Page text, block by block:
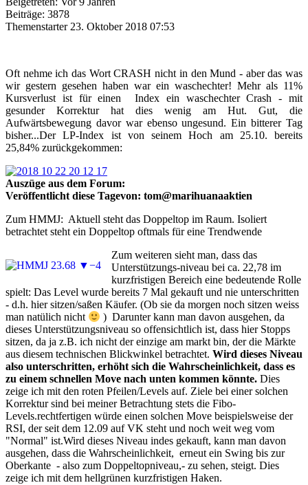
Beiträge: 3878
Themenstarter 23. Oktober 2018 07:53
Oft nehme ich das Wort CRASH nicht in den Mund - aber das was
wir gestern gesehen haben war ein waschechter! Mehr als 11%
Kursverlust ist für einen Index ein waschechter Crash - mit
gesunder Korrektur hat dies wenig am Hut. Gut, die
Aufwärtsbewegung davor war ebenso ungesund. Ein bitterer Tag
bisher...Der LP-Index ist von seinem Hoch am 25.10. bereits
25,84% zurückgekommen:
Auszüge aus dem Forum:
Veröffentlicht diese Tagevon: tom@marihuanaaktien
Zum HMMJ: Aktuell steht das Doppeltop im Raum. Isoliert
betrachtet steht ein Doppeltop oftmals für eine Trendwende
Zum weiteren sieht man, dass das
Unterstützungs-niveau bei ca. 22,78 im
kurzfristigen Bereich eine bedeutende Rolle
spielt: Das Level wurde bereits 7 Mal gekauft und nie unterschritten
- d.h. hier sitzen/saßen Käufer. (Ob sie da morgen noch sitzen weiss
man natülich nicht
) Darunter kann man davon ausgehen, da
dieses Unterstützungsniveau so offensichtlich ist, dass hier Stopps
sitzen, da ja z.B. ich nicht der einzige am markt bin, der die Märkte
aus diesem technischen Blickwinkel betrachtet. Wird dieses Niveau
also unterschritten, erhöht sich die Wahrscheinlichkeit, dass es
zu einem schnellen Move nach unten kommen könnte. Dies
zeige ich mit den roten Pfeilen/Levels auf. Ziele bei einer solchen
Korrektur sind bei meiner Betrachtung stets die Fibo-
Levels.rechtfertigen würde einen solchen Move beispielsweise der
RSI, der seit dem 12.09 auf VK steht und noch weit weg vom
"Normal" ist.Wird dieses Niveau indes gekauft, kann man davon
ausgehen, dass die Wahrscheinlichkeit, erneut ein Swing bis zur
Oberkante - also zum Doppeltopniveau,- zu sehen, steigt. Dies
zeige ich mit dem hellgrünen kurzfristigen Haken.